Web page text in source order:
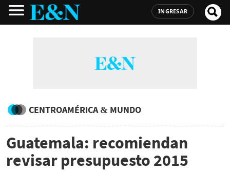
INGRESAR
CENTROAMÉRICA & MUNDO
Guatemala: recomiendan
revisar presupuesto 2015